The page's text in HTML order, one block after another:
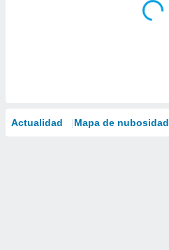
Actualidad Mapa de nubosidad